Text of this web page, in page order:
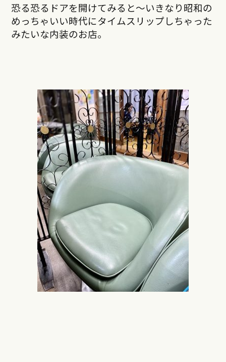
恐る恐るドアを開けてみると〜いきなり昭和の
めっちゃいい時代にタイムスリップしちゃった
みたいな内装のお店。